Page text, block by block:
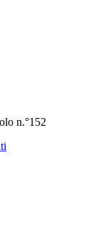
n.°152